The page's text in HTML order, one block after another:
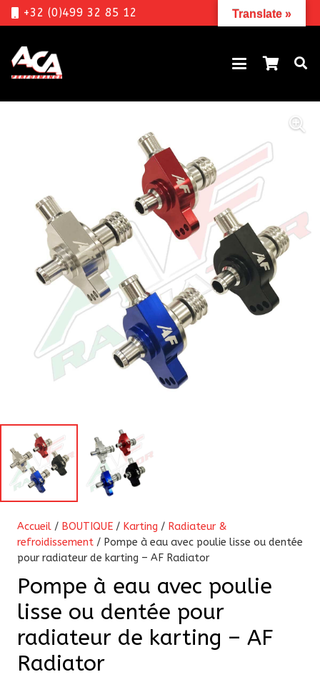
+32 (0)499 32 85 12
Accueil / BOUTIQUE / Karting / Radiateur &
refroidissement / Pompe à eau avec poulie lisse ou dentée
pour radiateur de karting – AF Radiator
Pompe à eau avec poulie
lisse ou dentée pour
radiateur de karting – AF
Radiator
Translate »